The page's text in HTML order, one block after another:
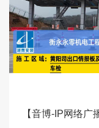
【音博-IP网络